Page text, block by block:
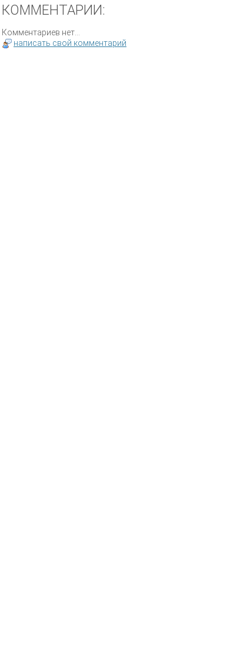
КОММЕНТАРИИ:
Комментариев нет...
написать свой комментарий